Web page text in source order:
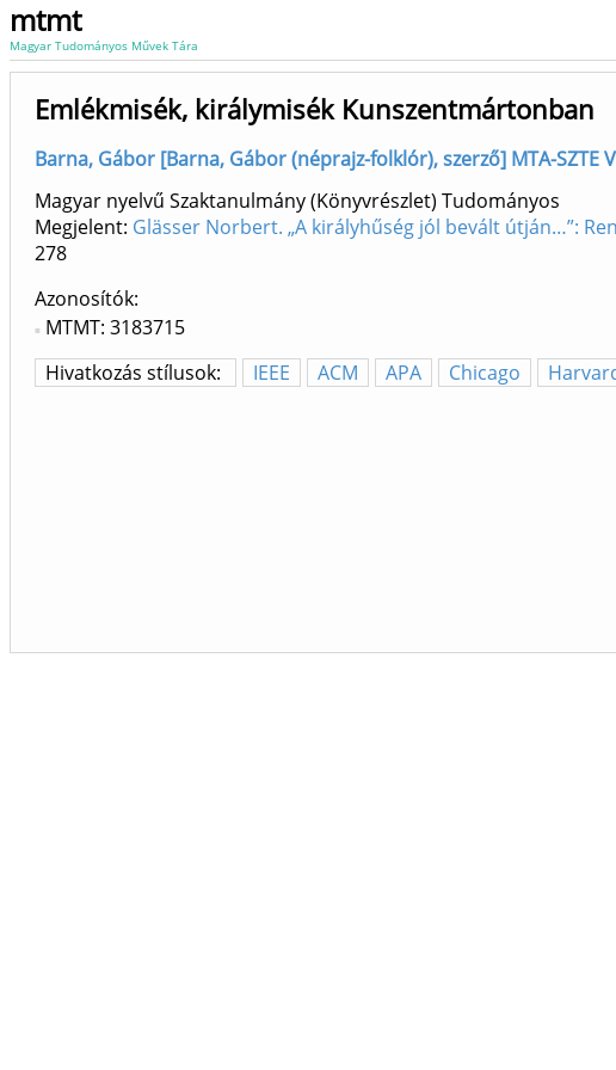
mtmt
Magyar Tudományos Művek Tára
Emlékmisék, királymisék Kunszentmártonban
Barna, Gábor [Barna, Gábor (néprajz-folklór), szerző] MTA-SZTE
Magyar nyelvű Szaktanulmány (Könyvrészlet) Tudományos
Megjelent: Glässer Norbert. „A királyhűség jól bevált útján…”:
278
Azonosítók
MTMT: 3183715
Hivatkozás stílusok:
IEEE ACM APA Chicago